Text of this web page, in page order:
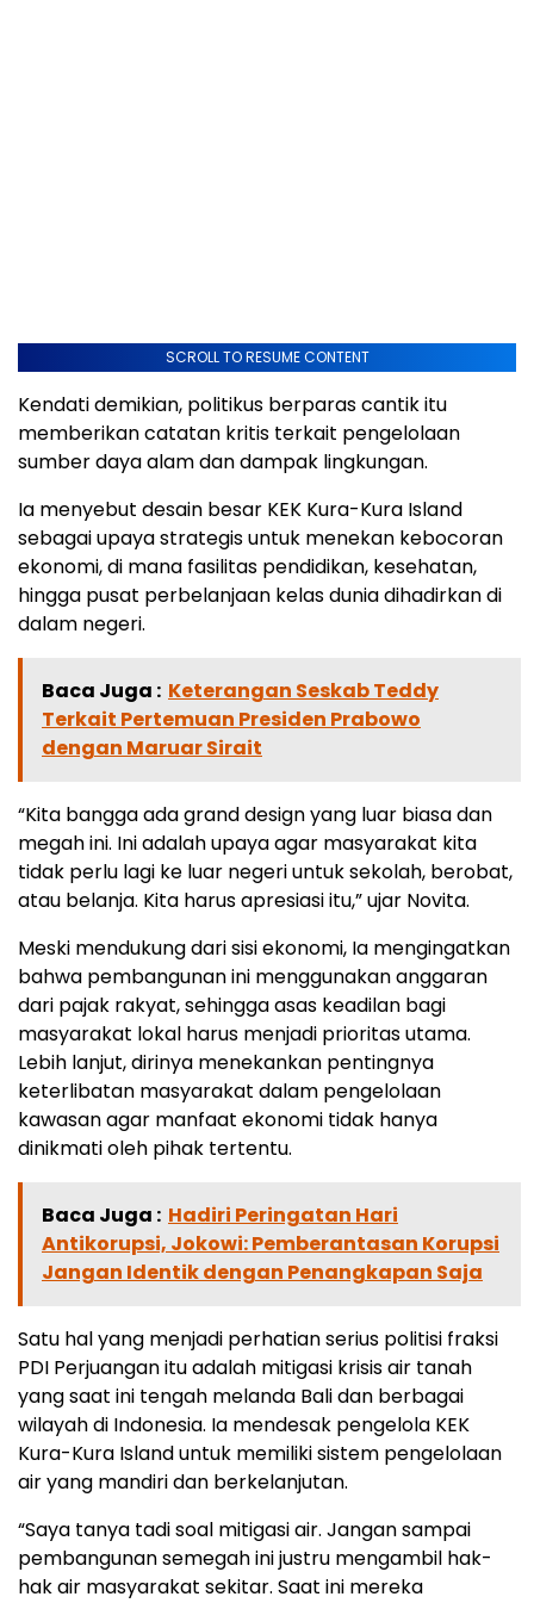
SCROLL TO RESUME CONTENT
Kendati demikian, politikus berparas cantik itu
memberikan catatan kritis terkait pengelolaan
sumber daya alam dan dampak lingkungan.
Ia menyebut desain besar KEK Kura-Kura Island
sebagai upaya strategis untuk menekan kebocoran
ekonomi, di mana fasilitas pendidikan, kesehatan,
hingga pusat perbelanjaan kelas dunia dihadirkan di
dalam negeri.
Baca Juga : Keterangan Seskab Teddy
Terkait Pertemuan Presiden Prabowo
dengan Maruar Sirait
“Kita bangga ada grand design yang luar biasa dan
megah ini. Ini adalah upaya agar masyarakat kita
tidak perlu lagi ke luar negeri untuk sekolah, berobat,
atau belanja. Kita harus apresiasi itu,” ujar Novita.
Meski mendukung dari sisi ekonomi, Ia mengingatkan
bahwa pembangunan ini menggunakan anggaran
dari pajak rakyat, sehingga asas keadilan bagi
masyarakat lokal harus menjadi prioritas utama.
Lebih lanjut, dirinya menekankan pentingnya
keterlibatan masyarakat dalam pengelolaan
kawasan agar manfaat ekonomi tidak hanya
dinikmati oleh pihak tertentu.
Baca Juga : Hadiri Peringatan Hari
Antikorupsi, Jokowi: Pemberantasan Korupsi
Jangan Identik dengan Penangkapan Saja
Satu hal yang menjadi perhatian serius politisi fraksi
PDI Perjuangan itu adalah mitigasi krisis air tanah
yang saat ini tengah melanda Bali dan berbagai
wilayah di Indonesia. Ia mendesak pengelola KEK
Kura-Kura Island untuk memiliki sistem pengelolaan
air yang mandiri dan berkelanjutan.
“Saya tanya tadi soal mitigasi air. Jangan sampai
pembangunan semegah ini justru mengambil hak-
hak air masyarakat sekitar. Saat ini mereka